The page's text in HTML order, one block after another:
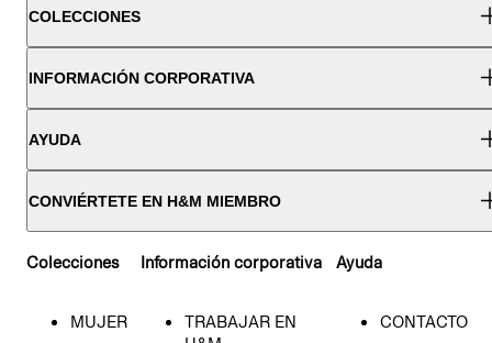
COLECCIONES
INFORMACIÓN CORPORATIVA
AYUDA
CONVIÉRTETE EN H&M MIEMBRO
Colecciones
MUJER
Información corporativa
TRABAJAR EN
Ayuda
CONTACTO